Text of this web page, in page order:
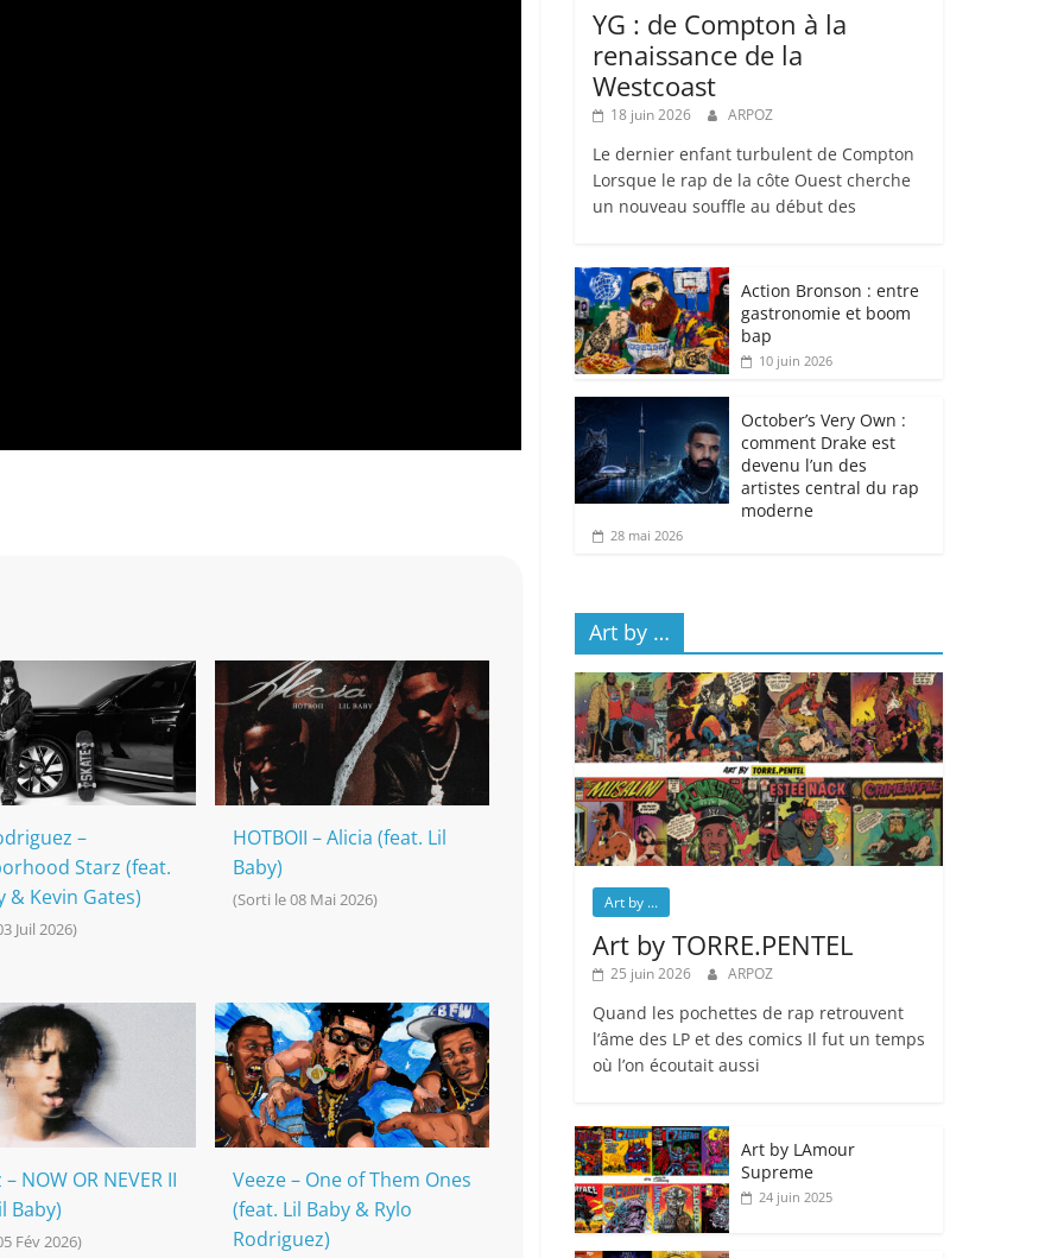
–
Starz (feat.
& Kevin Gates)
Juil 2026)
HOTBOII – Alicia (feat. Lil
Baby)
(Sorti le 08 Mai 2026)
NOW OR NEVER II
Baby)
Fév 2026)
Veeze – One of Them Ones
(feat. Lil Baby & Rylo
Rodriguez)
YG : de Compton à la
renaissance de la
Westcoast
18 juin 2026 ARPOZ
Le dernier enfant turbulent de Compton
Lorsque le rap de la côte Ouest cherche
un nouveau souffle au début des
Action Bronson : entre
gastronomie et boom
bap
10 juin 2026
October’s Very Own :
comment Drake est
devenu l’un des
artistes central du rap
moderne
28 mai 2026
Art by …
Art by ...
Art by TORRE.PENTEL
25 juin 2026 ARPOZ
Quand les pochettes de rap retrouvent
l’âme des LP et des comics Il fut un temps
où l’on écoutait aussi
Art by LAmour
Supreme
24 juin 2025